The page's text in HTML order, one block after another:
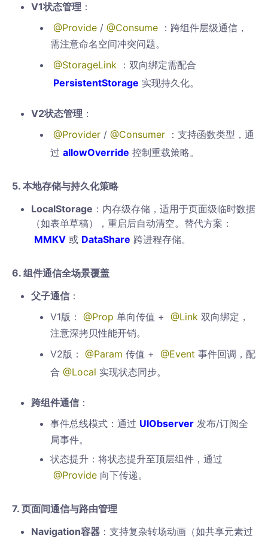
V1状态管理 ：
@Provide / @Consume ：跨组件层级通信，
需注意命名空间冲突问题。
@StorageLink ：双向绑定需配合
PersistentStorage 实现持久化。
V2状态管理 ：
@Provider / @Consumer ：支持函数类型，通
过 allowOverride 控制重载策略。
5. 本地存储与持久化策略
LocalStorage ：内存级存储，适用于页面级临时数据
（如表单草稿），重启后自动清空。替代方案：
MMKV 或 DataShare 跨进程存储。
6. 组件通信全场景覆盖
父子通信 ：
V1版： @Prop 单向传值 + @Link 双向绑定，
注意深拷贝性能开销。
V2版： @Param 传值 + @Event 事件回调，配
合 @Local 实现状态同步。
跨组件通信 ：
事件总线模式：通过 UIObserver 发布/订阅全
局事件。
状态提升：将状态提升至顶层组件，通过
@Provide 向下传递。
7. 页面间通信与路由管理
Navigation容器 ：支持复杂转场动画（如共享元素过